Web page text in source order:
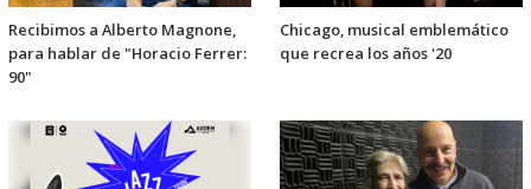
Recibimos a Alberto Magnone,
para hablar de "Horacio Ferrer:
90"
Chicago, musical emblemático
que recrea los años '20